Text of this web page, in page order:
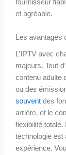
fournisseur
et agréable.
Les
L’IPTV avec
majeurs. Tout
contenu adulte
ou des
souvent des
arrière, et le
flexibilité totale.
technologie est
expérience.